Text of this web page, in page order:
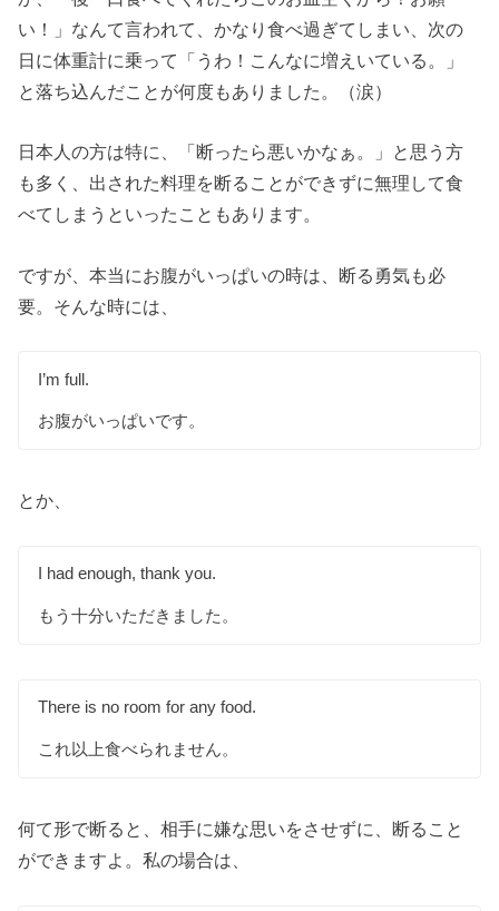
い！」なんて言われて、かなり食べ過ぎてしまい、次の
日に体重計に乗って「うわ！こんなに増えいている。」
と落ち込んだことが何度もありました。（涙）
日本人の方は特に、「断ったら悪いかなぁ。」と思う方
も多く、出された料理を断ることができずに無理して食
べてしまうといったこともあります。
ですが、本当にお腹がいっぱいの時は、断る勇気も必
要。そんな時には、
I’m full.
お腹がいっぱいです。
とか、
I had enough, thank you.
もう十分いただきました。
There is no room for any food.
これ以上食べられません。
何て形で断ると、相手に嫌な思いをさせずに、断ること
ができますよ。私の場合は、